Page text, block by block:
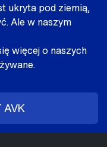
ukryta pod ziemią,
Ale w naszym
więcej o naszych
AVK